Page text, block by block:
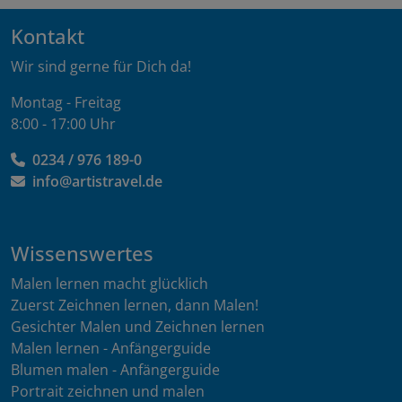
Kontakt
Wir sind gerne für Dich da!
Montag - Freitag
8:00 - 17:00 Uhr
0234 / 976 189-0
info@artistravel.de
Wissenswertes
Malen lernen macht glücklich
Zuerst Zeichnen lernen, dann Malen!
Gesichter Malen und Zeichnen lernen
Malen lernen - Anfängerguide
Blumen malen - Anfängerguide
Portrait zeichnen und malen